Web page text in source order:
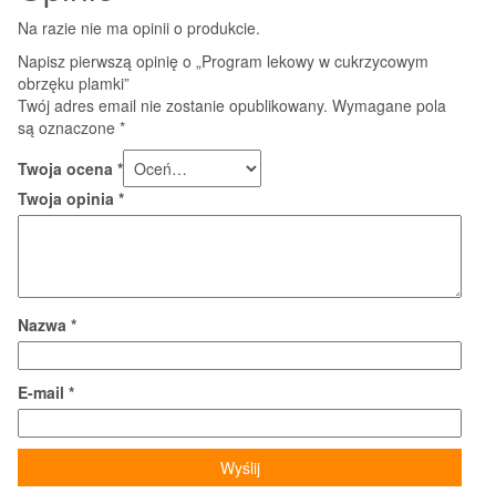
Na razie nie ma opinii o produkcie.
Napisz pierwszą opinię o „Program lekowy w cukrzycowym
obrzęku plamki”
Twój adres email nie zostanie opublikowany. Wymagane pola
są oznaczone *
Twoja ocena *
Twoja opinia *
Nazwa *
E-mail *